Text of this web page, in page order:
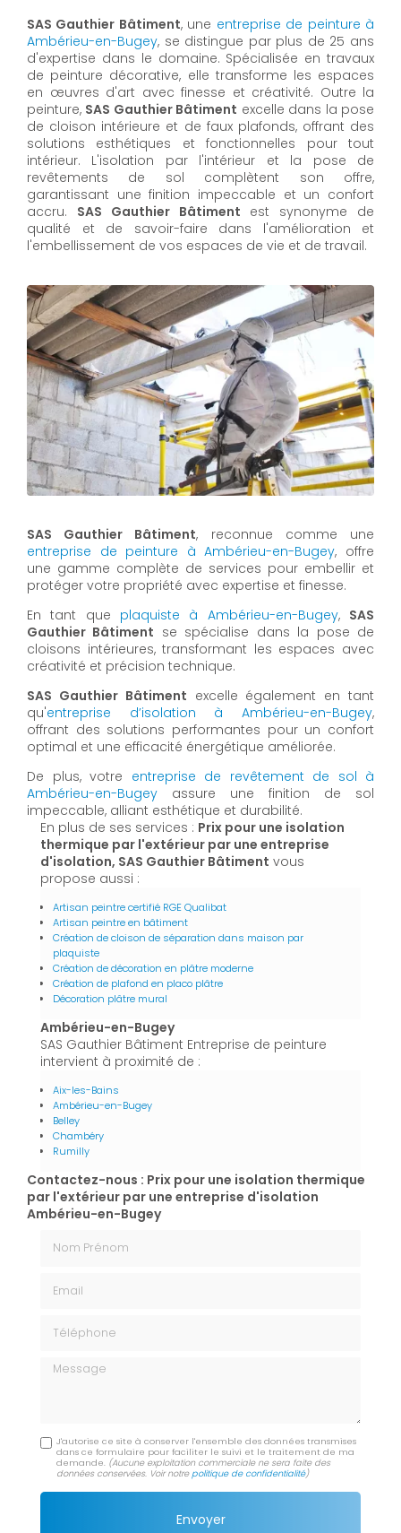
SAS Gauthier Bâtiment, une entreprise de peinture à
Ambérieu-en-Bugey, se distingue par plus de 25 ans
d'expertise dans le domaine. Spécialisée en travaux
de peinture décorative, elle transforme les espaces
en œuvres d'art avec finesse et créativité. Outre la
peinture, SAS Gauthier Bâtiment excelle dans la pose
de cloison intérieure et de faux plafonds, offrant des
solutions esthétiques et fonctionnelles pour tout
intérieur. L'isolation par l'intérieur et la pose de
revêtements de sol complètent son offre,
garantissant une finition impeccable et un confort
accru. SAS Gauthier Bâtiment est synonyme de
qualité et de savoir-faire dans l'amélioration et
l'embellissement de vos espaces de vie et de travail.
SAS Gauthier Bâtiment, reconnue comme une
entreprise de peinture à Ambérieu-en-Bugey, offre
une gamme complète de services pour embellir et
protéger votre propriété avec expertise et finesse.
En tant que plaquiste à Ambérieu-en-Bugey, SAS
Gauthier Bâtiment se spécialise dans la pose de
cloisons intérieures, transformant les espaces avec
créativité et précision technique.
SAS Gauthier Bâtiment excelle également en tant
qu'entreprise d’isolation à Ambérieu-en-Bugey,
offrant des solutions performantes pour un confort
optimal et une efficacité énergétique améliorée.
De plus, votre entreprise de revêtement de sol à
Ambérieu-en-Bugey assure une finition de sol
impeccable, alliant esthétique et durabilité.
En plus de ses services : Prix pour une isolation
thermique par l'extérieur par une entreprise
d'isolation, SAS Gauthier Bâtiment vous
propose aussi :
Artisan peintre certifié RGE Qualibat
Artisan peintre en bâtiment
Création de cloison de séparation dans maison par
plaquiste
Création de décoration en plâtre moderne
Création de plafond en placo plâtre
Décoration plâtre mural
Ambérieu-en-Bugey
SAS Gauthier Bâtiment Entreprise de peinture
intervient à proximité de :
Aix-les-Bains
Ambérieu-en-Bugey
Belley
Chambéry
Rumilly
Contactez-nous : Prix pour une isolation thermique
par l'extérieur par une entreprise d'isolation
Ambérieu-en-Bugey
Message
J'autorise ce site à conserver l'ensemble des données transmises
dans ce formulaire pour faciliter le suivi et le traitement de ma
demande. (Aucune exploitation commerciale ne sera faite des
données conservées. Voir notrepolitique de confidentialité)